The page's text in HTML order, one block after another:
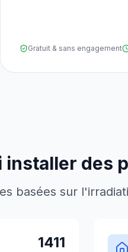
Gratuit & sans engagement
installer des
basées sur
1411